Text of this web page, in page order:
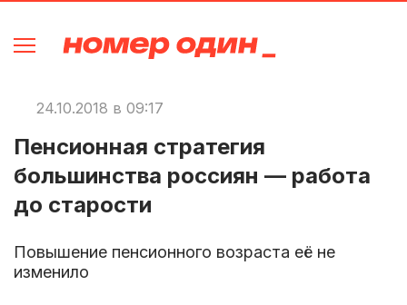
24.10.2018 в 09:17
Пенсионная стратегия
большинства россиян — работа
до старости
Повышение пенсионного возраста её не
изменило